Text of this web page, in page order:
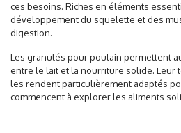
ces besoins. Riches en éléments
développement du squelette et des
digestion.
Les granulés pour poulain permettent
entre le lait et la nourriture solide. Leur
les rendent particulièrement adaptés
commencent à explorer les aliments